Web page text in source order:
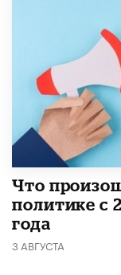
​Что
политике с
года
3 АВГУСТА